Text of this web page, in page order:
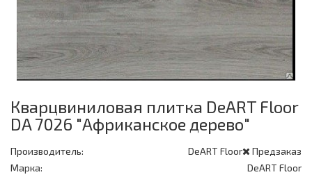
Кварцвиниловая плитка DeART Floor
DA 7026 "Африканское дерево"
Предзаказ
Производитель:
DeART Floor
Марка:
DeART Floor